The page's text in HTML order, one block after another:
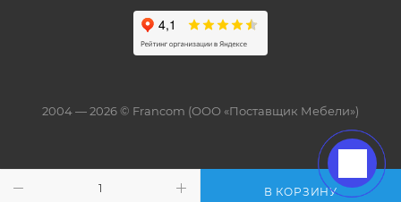
В КОРЗИНУ
2004 — 2026 © Francom (ООО «Поставщик Мебели»)